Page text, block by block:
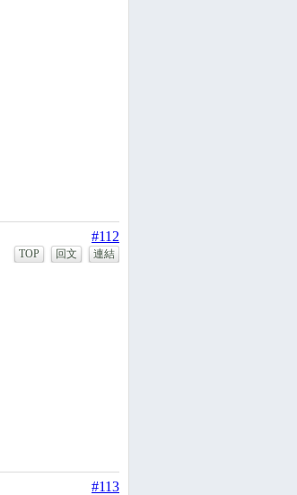
#112
TOP 回文 連結
#113